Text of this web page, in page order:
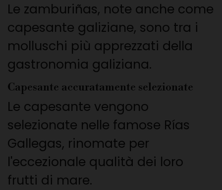
Le zamburiñas, note anche come
capesante galiziane, sono tra i
molluschi più apprezzati della
gastronomia galiziana.
Capesante accuratamente selezionate
Le capesante vengono
selezionate nelle famose Rías
Gallegas, rinomate per
l'eccezionale qualità dei loro
frutti di mare.